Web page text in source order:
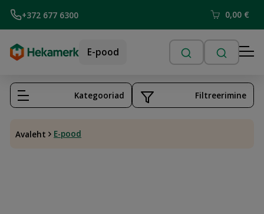
+372 677 6300 0,00 €
E-pood
Avaleht E-pood
Kategooriad Filtreerimine